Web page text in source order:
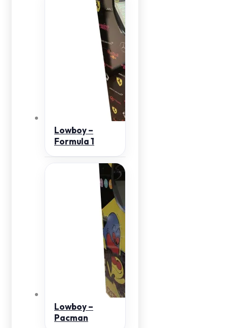
Lowboy –
Formula 1
Lowboy –
Pacman